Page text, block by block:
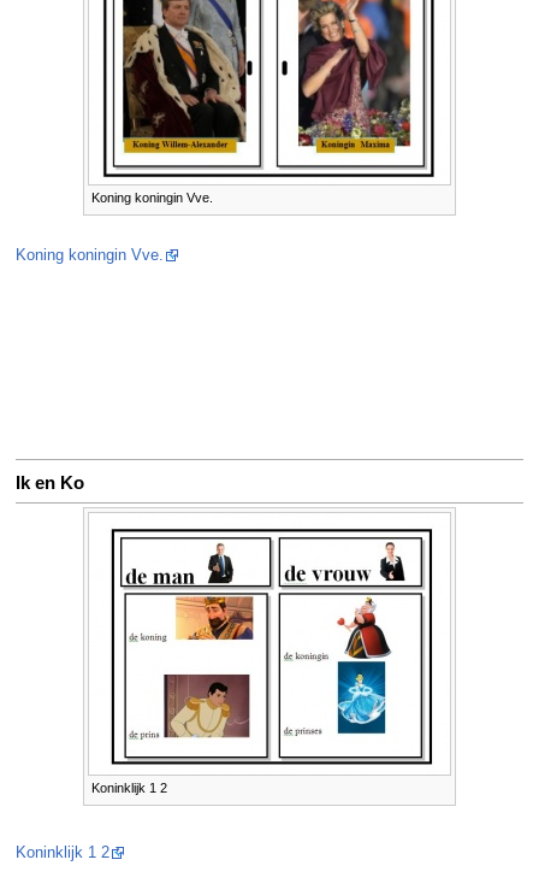
Koning koningin Vve.
Koning koningin Vve.
Ik en Ko
Koninklijk 1 2
Koninklijk 1 2